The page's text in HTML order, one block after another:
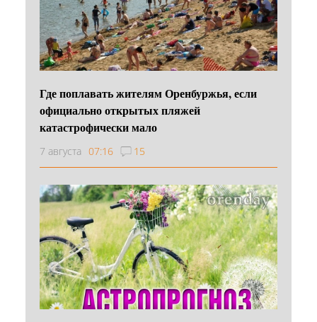
Где поплавать жителям Оренбуржья, если
официально открытых пляжей
катастрофически мало
7 августа 07:16 15